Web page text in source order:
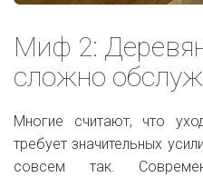
Миф 2:
сложно
Многие считают, что
требует значительных
совсем так.